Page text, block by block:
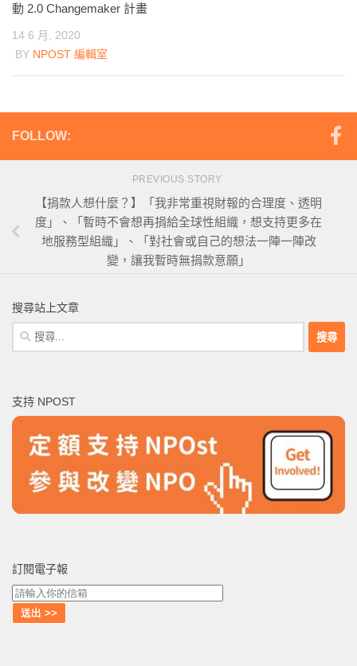
動 2.0 Changemaker 計畫
14 6 月, 2020
BY NPOST 編輯室
FOLLOW:
PREVIOUS STORY
【捐款人想什麼？】「我非常重視財報的合理度、透明
度」、「暫時不會想再捐給全球性組織，想支持更多在
地服務型組織」、「對社會或自己的想法一陣一陣改
變，讓我暫時無捐款意願」
搜尋站上文章
搜
尋
字:
支持 NPOST
訂閱電子報